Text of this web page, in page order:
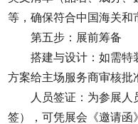
等，确保符合中国海关和
第五步：展前筹备
搭建与设计：如需特
方案给主场服务商审核批
人员签证：为参展人
签），可凭展会《邀请函